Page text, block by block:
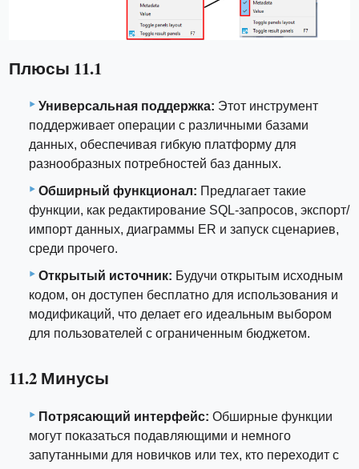
Плюсы 11.1
Универсальная поддержка: Этот инструмент
поддерживает операции с различными базами
данных, обеспечивая гибкую платформу для
разнообразных потребностей баз данных.
Обширный функционал: Предлагает такие
функции, как редактирование SQL-запросов, экспорт/
импорт данных, диаграммы ER и запуск сценариев,
среди прочего.
Открытый источник: Будучи открытым исходным
кодом, он доступен бесплатно для использования и
модификаций, что делает его идеальным выбором
для пользователей с ограниченным бюджетом.
11.2 Минусы
Потрясающий интерфейс: Обширные функции
могут показаться подавляющими и немного
запутанными для новичков или тех, кто переходит с